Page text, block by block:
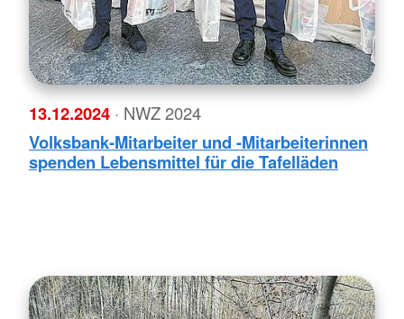
13.12.2024 · NWZ 2024
Volksbank-Mitarbeiter und -Mitarbeiterinnen
spenden Lebensmittel für die Tafelläden